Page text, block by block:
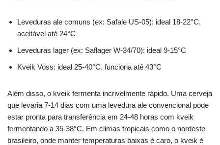
Leveduras ale comuns (ex: Safale US-05): ideal 18-22°C,
aceitável até 24°C
Leveduras lager (ex: Saflager W-34/70): ideal 9-15°C
Kveik Voss: ideal 25-40°C, funciona até 43°C
Além disso, o kveik fermenta incrivelmente rápido. Uma cerveja
que levaria 7-14 dias com uma levedura ale convencional pode
estar pronta para transferência em 24-48 horas com kveik
fermentando a 35-38°C. Em climas tropicais como o nordeste
brasileiro, onde manter temperaturas baixas é caro, o kveik é